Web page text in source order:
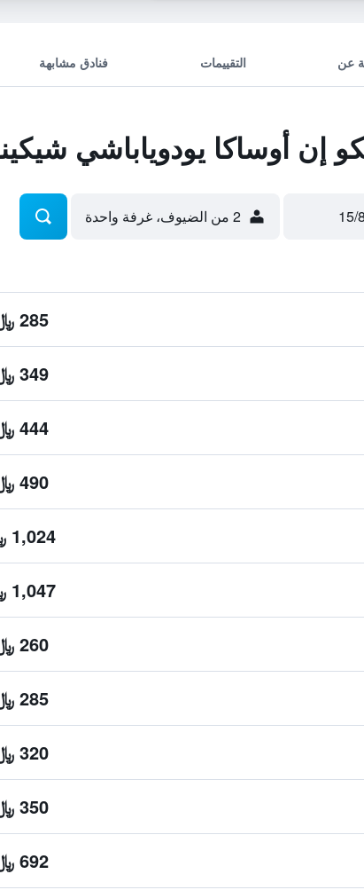
عن التقييمات فنادق مشابهة
أوساكا يودوياباشي
2 من الضيوف، غرفة واحدة
285 ﷼
349 ﷼
444 ﷼
490 ﷼
1,024 ﷼
1,047 ﷼
260 ﷼
285 ﷼
320 ﷼
350 ﷼
692 ﷼